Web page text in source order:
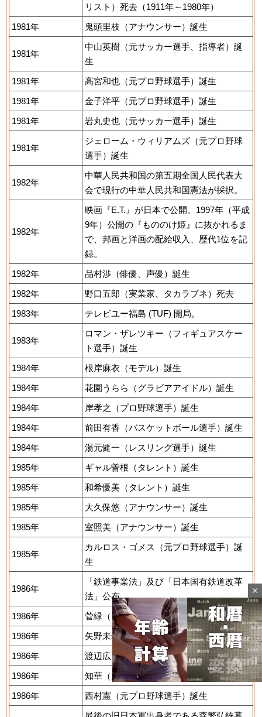
リスト）死去（1911年～1980年）
1981年
鬼頭里枝（アナウンサー）誕生
1981年
中山英樹（元サッカー選手、指導者）誕
生
1981年
高宮和也（元プロ野球選手）誕生
1981年
金子洋平（元プロ野球選手）誕生
1981年
岩丸史也（元サッカー選手）誕生
1981年
ジェローム・ウィリアムズ（元プロ野球
選手）誕生
1982年
中華人民共和国の第五期全国人民代表大
会で現行の中華人民共和国憲法が採択。
1982年
映画『E.T.』が日本で公開。1997年（平成
9年）公開の『もののけ姫』に抜かれるま
で、邦画と洋画の配給収入、歴代1位を記
録。
1982年
品村渉（俳優、声優）誕生
1982年
野口五郎（実業家、タカラブネ）死去
1983年
テレビユー福島 (TUF) 開局。
1983年
ロマン・ザレツキー（フィギュアスケー
ト選手）誕生
1984年
根岸麻衣（モデル）誕生
1984年
花園うらら（グラビアアイドル）誕生
1984年
岸孝之（プロ野球選手）誕生
1984年
前田有香（バスケットボール選手）誕生
1984年
湯元健一（レスリング選手）誕生
1985年
ギャル曽根（タレント）誕生
1985年
和希優美（タレント）誕生
1985年
大久保悠（アナウンサー）誕生
1985年
室照美（アナウンサー）誕生
1985年
カルロス・ゴメス（元プロ野球選手）誕
生
1986年
「鉄道事業法」及び「日本国有鉄道改革
法」公布。
1986年
菅緑（タレント）誕生
1986年
矢野未希子（ファッションモデル）誕生
1986年
渡辺広大（サッカー選手）誕生
1986年
知華（元ファッションモデル）誕生
1986年
西村憲（元プロ野球選手）誕生
close
Mute